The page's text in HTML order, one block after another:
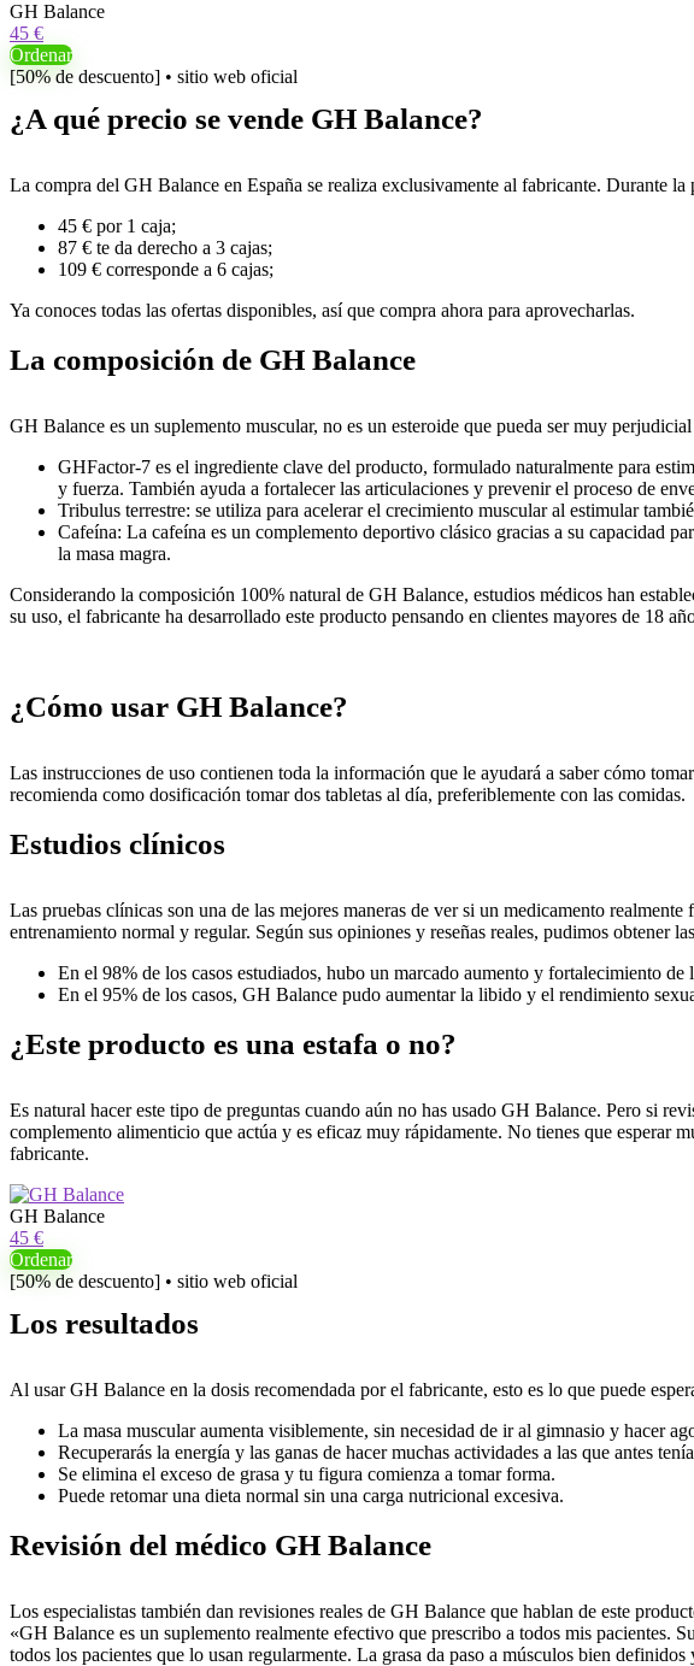
GH Balance
45 €
Ordenar
[50% de descuento] • sitio web oficial
¿A qué precio se vende GH Balance?
La compra del GH Balance en España se realiza exclusivamente al fabricante. Durante
45 € por 1 caja;
87 € te da derecho a 3 cajas;
109 € corresponde a 6 cajas;
Ya conoces todas las ofertas disponibles, así que compra ahora para aprovecharlas.
La composición de GH Balance
GH Balance es un suplemento muscular, no es un esteroide que pueda ser muy
GHFactor-7 es el ingrediente clave del producto, formulado naturalmente para
y fuerza. También ayuda a fortalecer las articulaciones y prevenir el proceso de
Tribulus terrestre: se utiliza para acelerar el crecimiento muscular al estimular
Cafeína: La cafeína es un complemento deportivo clásico gracias a su capacidad
la masa magra.
Considerando la composición 100% natural de GH Balance, estudios médicos han
su uso, el fabricante ha desarrollado este producto pensando en clientes mayores de 18
¿Cómo usar GH Balance?
Las instrucciones de uso contienen toda la información que le ayudará a saber cómo
recomienda como dosificación tomar dos tabletas al día, preferiblemente con las comidas.
Estudios clínicos
Las pruebas clínicas son una de las mejores maneras de ver si un medicamento
entrenamiento normal y regular. Según sus opiniones y reseñas reales, pudimos obtener
En el 98% de los casos estudiados, hubo un marcado aumento y fortalecimiento
En el 95% de los casos, GH Balance pudo aumentar la libido y el rendimiento
¿Este producto es una estafa o no?
Es natural hacer este tipo de preguntas cuando aún no has usado GH Balance. Pero si
complemento alimenticio que actúa y es eficaz muy rápidamente. No tienes que esperar
fabricante.
GH Balance
45 €
Ordenar
[50% de descuento] • sitio web oficial
Los resultados
Al usar GH Balance en la dosis recomendada por el fabricante, esto es lo que puede
La masa muscular aumenta visiblemente, sin necesidad de ir al gimnasio y hacer
Recuperarás la energía y las ganas de hacer muchas actividades a las que antes
Se elimina el exceso de grasa y tu figura comienza a tomar forma.
Puede retomar una dieta normal sin una carga nutricional excesiva.
Revisión del médico GH Balance
Los especialistas también dan revisiones reales de GH Balance que hablan de este
«GH Balance es un suplemento realmente efectivo que prescribo a todos mis pacientes.
todos los pacientes que lo usan regularmente. La grasa da paso a músculos bien definidos